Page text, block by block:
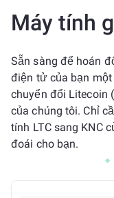
Máy tính
Sẵn sàng để hoán
điện tử của bạn
chuyển đổi Litecoin
của chúng tôi. Chỉ
tính LTC sang KNC
đoái cho bạn.